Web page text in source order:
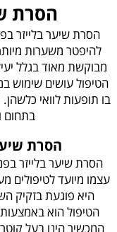
הסרת
הסרת שיער בלייזר
להיפטר משערות
מבוקשת מאוד בגלל
הטיפול עושים שימוש
בו תופעות לוואי
בתחום
הסרת
הסרת שיער בלייזר
עצמו מיועד לטיפולים
היא פוגעת בזקיק
הטיפול הוא
המכשיר הינו בעל